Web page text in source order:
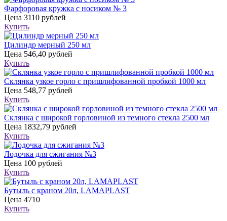
Фарфоровая кружка с носиком № 3
Цена 3110 рублей
Купить
Цилиндр мерный 250 мл
Цена 546,40 рублей
Купить
Склянка узкое горло с пришлифованной пробкой 1000 мл
Цена 548,77 рублей
Купить
Склянка с широкой горловиной из темного стекла 2500 мл
Цена 1832,79 рублей
Купить
Лодочка для сжигания №3
Цена 100 рублей
Купить
Бутыль с краном 20л, LAMAPLAST
Цена 4710
Купить